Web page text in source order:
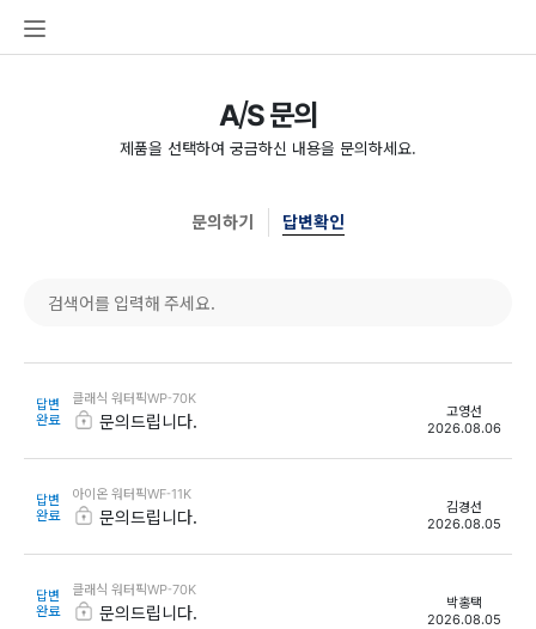
본문
바로가기
A/S 문의
제품을 선택하여 궁금하신 내용을 문의하세요.
문의하기 답변확인
답변
완료
클래식 워터픽WP-70K
문의드립니다.
고영선
2026.08.06
답변
완료
아이온 워터픽WF-11K
문의드립니다.
김경선
2026.08.05
답변
완료
클래식 워터픽WP-70K
문의드립니다.
박홍택
2026.08.05